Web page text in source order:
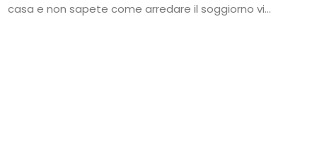
casa e non sapete come arredare il soggiorno vi...